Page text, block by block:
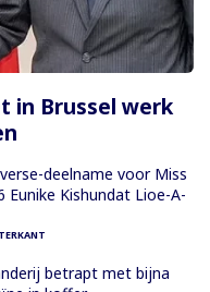
in Brussel werk
deelname voor Miss
Eunike Kishundat Lioe-A-
betrapt met bijna